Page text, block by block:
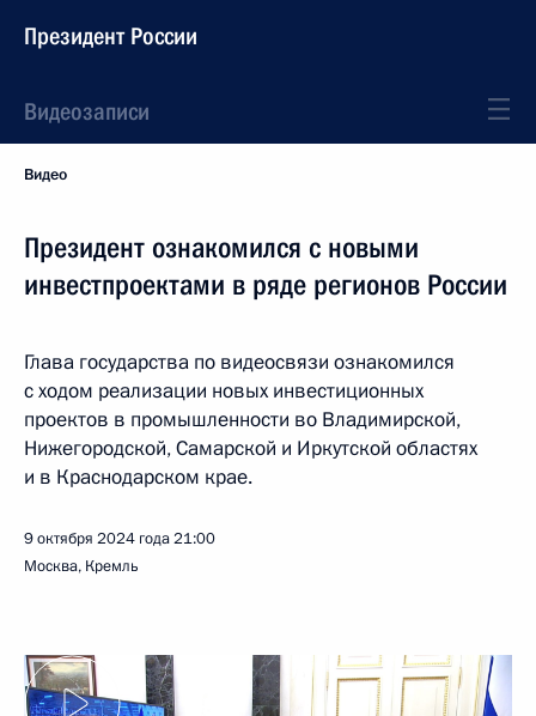
Президент России
Видеозаписи
Видео
Президент ознакомился с новыми
инвестпроектами в ряде регионов России
Глава государства по видеосвязи ознакомился
с ходом реализации новых инвестиционных
проектов в промышленности во Владимирской,
Нижегородской, Самарской и Иркутской областях
и в Краснодарском крае.
9 октября 2024 года21:00
Москва, Кремль